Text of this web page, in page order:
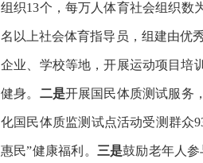
组织13个，每万人体育社会组织数
名以上社会体育指导员 ， 组建由优
企业、学校等地 ，开展运动项目培
健身。 二是开展国民体质测试服务，
化国民体质监测试点活动受测群众
惠民”健康福利。 三是鼓励老年人参